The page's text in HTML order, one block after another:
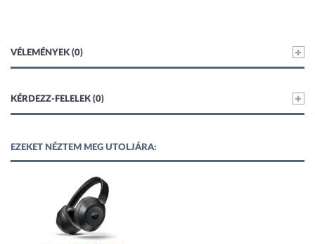
VÉLEMÉNYEK (0)
KÉRDEZZ-FELELEK (0)
EZEKET NÉZTEM MEG UTOLJÁRA: